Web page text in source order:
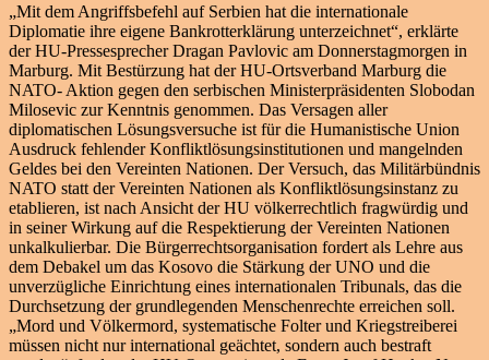
„Mit dem Angriffsbefehl auf Serbien hat die internationale
Diplomatie ihre eigene Bankrotterklärung unterzeichnet“, erklärte
der HU-Pressesprecher Dragan Pavlovic am Donnerstagmorgen in
Marburg. Mit Bestürzung hat der HU-Ortsverband Marburg die
NATO- Aktion gegen den serbischen Ministerpräsidenten Slobodan
Milosevic zur Kenntnis genommen. Das Versagen aller
diplomatischen Lösungsversuche ist für die Humanistische Union
Ausdruck fehlender Konfliktlösungsinstitutionen und mangelnden
Geldes bei den Vereinten Nationen. Der Versuch, das Militärbündnis
NATO statt der Vereinten Nationen als Konfliktlösungsinstanz zu
etablieren, ist nach Ansicht der HU völkerrechtlich fragwürdig und
in seiner Wirkung auf die Respektierung der Vereinten Nationen
unkalkulierbar. Die Bürgerrechtsorganisation fordert als Lehre aus
dem Debakel um das Kosovo die Stärkung der UNO und die
unverzügliche Einrichtung eines internationalen Tribunals, das die
Durchsetzung der grundlegenden Menschenrechte erreichen soll.
„Mord und Völkermord, systematische Folter und Kriegstreiberei
müssen nicht nur international geächtet, sondern auch bestraft